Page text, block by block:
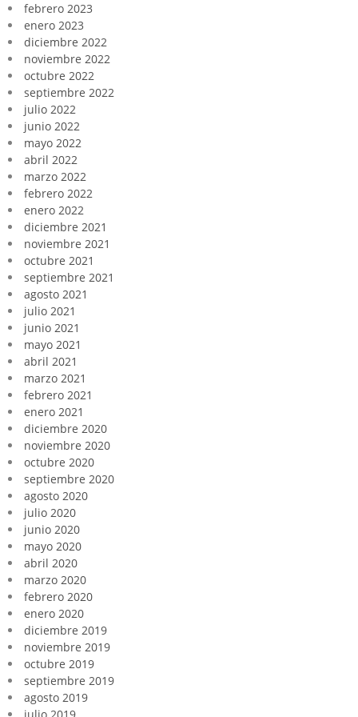
febrero 2023
enero 2023
diciembre 2022
noviembre 2022
octubre 2022
septiembre 2022
julio 2022
junio 2022
mayo 2022
abril 2022
marzo 2022
febrero 2022
enero 2022
diciembre 2021
noviembre 2021
octubre 2021
septiembre 2021
agosto 2021
julio 2021
junio 2021
mayo 2021
abril 2021
marzo 2021
febrero 2021
enero 2021
diciembre 2020
noviembre 2020
octubre 2020
septiembre 2020
agosto 2020
julio 2020
junio 2020
mayo 2020
abril 2020
marzo 2020
febrero 2020
enero 2020
diciembre 2019
noviembre 2019
octubre 2019
septiembre 2019
agosto 2019